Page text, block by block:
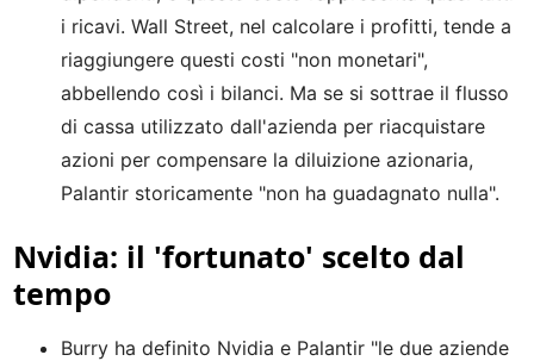
i ricavi. Wall Street, nel calcolare i profitti, tende a
riaggiungere questi costi "non monetari",
abbellendo così i bilanci. Ma se si sottrae il flusso
di cassa utilizzato dall'azienda per riacquistare
azioni per compensare la diluizione azionaria,
Palantir storicamente "non ha guadagnato nulla".
Nvidia: il 'fortunato' scelto dal
tempo
Burry ha definito Nvidia e Palantir "le due aziende